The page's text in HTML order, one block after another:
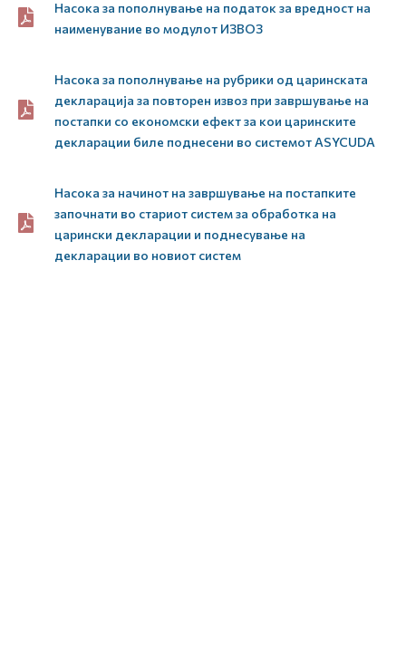
Насока за пополнување на податок за вредност на
наименувание во модулот ИЗВОЗ
Насока за пополнување на рубрики од царинската
декларација за повторен извоз при завршување на
постапки со економски ефект за кои царинските
декларации биле поднесени во системот ASYCUDA
Насока за начинот на завршување на постапките
започнати во стариот систем за обработка на
царински декларации и поднесување на
декларации во новиот систем